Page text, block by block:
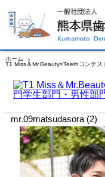
ホーム
T1 Miss＆Mr.Beauty×Teethコンテ
mr.09matsudasora (2)
mr.09matsudasora (2)
ホーム
歯科医院検索
イベント案内